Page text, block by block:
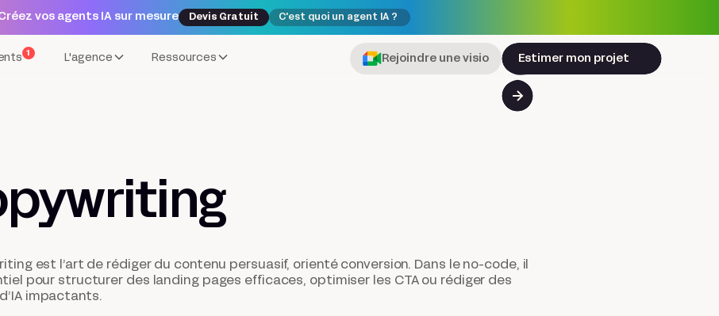
vos agents IA sur mesure Devis Gratuit C'est quoi un agent IA ?
1
L'agence Ressources Rejoindre une visio Estimer mon projet
est l’art de rédiger du contenu persuasif, orienté conversion. Dans le no-code, il
pour structurer des landing pages efficaces, optimiser les CTA ou rédiger des
impactants.